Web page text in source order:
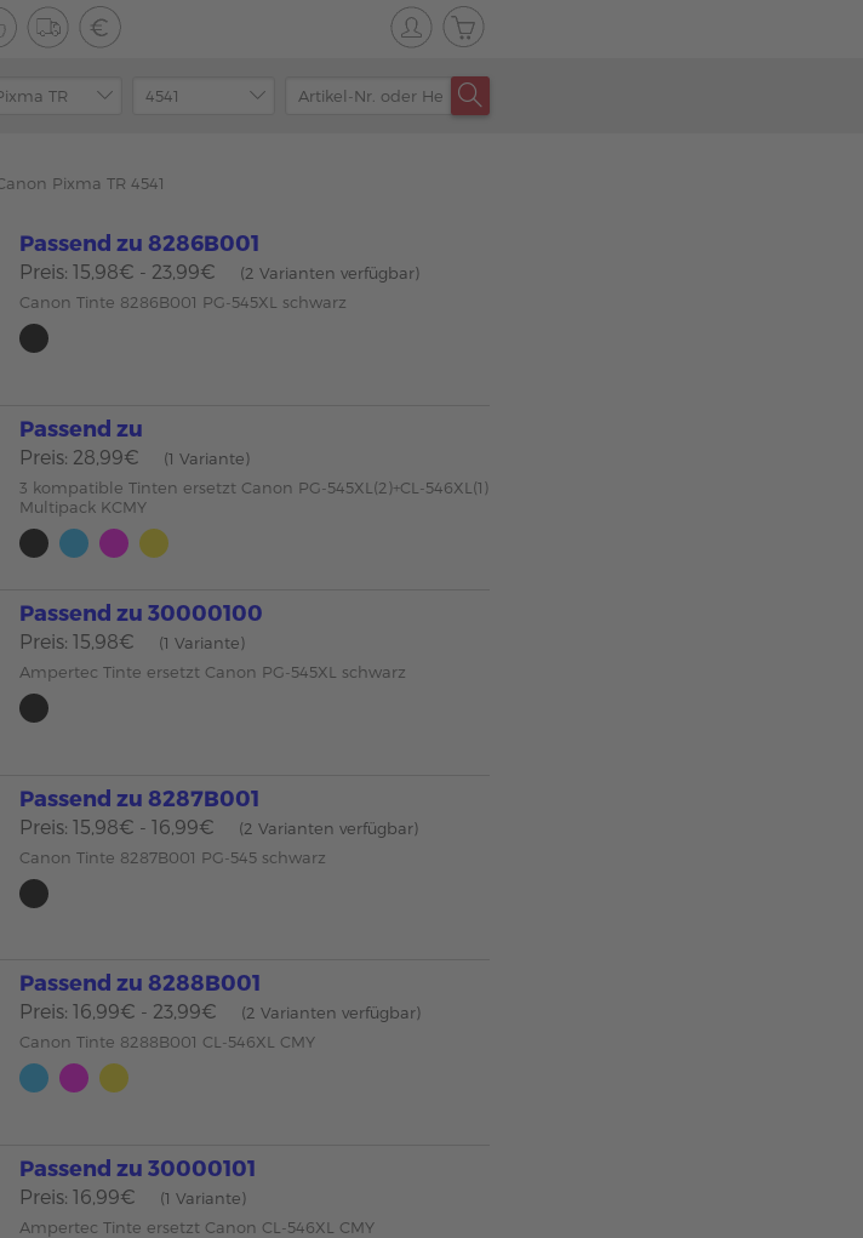
Pixma TR 4541
Passend zu 8286B001
Preis: 15,98€ - 23,99€
(2 Varianten verfügbar)
Canon Tinte 8286B001 PG-545XL schwarz
Passend zu
Preis: 28,99€
(1 Variante)
3 kompatible Tinten ersetzt Canon PG-545XL(2)+CL-546XL(1)
Multipack KCMY
Passend zu 30000100
Preis: 15,98€
(1 Variante)
Ampertec Tinte ersetzt Canon PG-545XL schwarz
Passend zu 8287B001
Preis: 15,98€ - 16,99€
(2 Varianten verfügbar)
Canon Tinte 8287B001 PG-545 schwarz
Passend zu 8288B001
Preis: 16,99€ - 23,99€
(2 Varianten verfügbar)
Canon Tinte 8288B001 CL-546XL CMY
Passend zu 30000101
Preis: 16,99€
(1 Variante)
Ampertec Tinte ersetzt Canon CL-546XL CMY